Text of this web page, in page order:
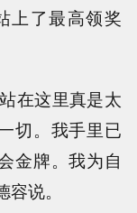
上了最高领奖
在这里真是太
切。我手里已
金牌。我为自
说。